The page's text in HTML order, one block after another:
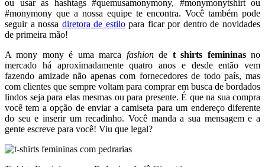
ou usar as hashtags #quemusamonymony, #monymonytshirt ou
#monymony que a nossa equipe te encontra. Você também pode
seguir a nossa diretora de estilopara ficar por dentro de novidades
de primeira mão!
A mony mony é uma marca fashionde t shirts femininasno
mercado há aproximadamente quatro anos e desde então vem
fazendo amizade não apenas com fornecedores de todo país, mas
com clientes que sempre voltam para comprar em busca de bordados
lindos seja para elas mesmas ou para presente. É que na sua compra
você tem a opção de enviar a camiseta para um endereço diferente
do seu e inserir um recadinho. Você manda a sua mensagem e a
gente escreve para você! Viu que legal?